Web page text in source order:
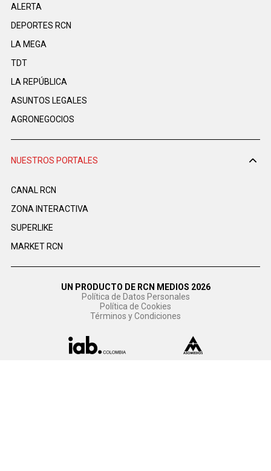
ALERTA
DEPORTES RCN
LA MEGA
TDT
LA REPÚBLICA
ASUNTOS LEGALES
AGRONEGOCIOS
NUESTROS PORTALES
CANAL RCN
ZONA INTERACTIVA
SUPERLIKE
MARKET RCN
UN PRODUCTO DE RCN MEDIOS 2026
Política de Datos Personales
Política de Cookies
Términos y Condiciones